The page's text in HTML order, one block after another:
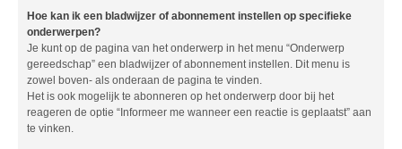
Hoe kan ik een bladwijzer of abonnement instellen op specifieke
onderwerpen?
Je kunt op de pagina van het onderwerp in het menu “Onderwerp
gereedschap” een bladwijzer of abonnement instellen. Dit menu is
zowel boven- als onderaan de pagina te vinden.
Het is ook mogelijk te abonneren op het onderwerp door bij het
reageren de optie “Informeer me wanneer een reactie is geplaatst” aan
te vinken.